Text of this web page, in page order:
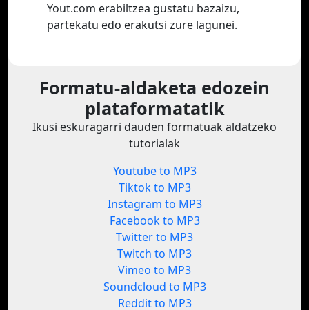
Yout.com erabiltzea gustatu bazaizu,
partekatu edo erakutsi zure lagunei.
Formatu-aldaketa edozein
plataformatatik
Ikusi eskuragarri dauden formatuak aldatzeko
tutorialak
Youtube to MP3
Tiktok to MP3
Instagram to MP3
Facebook to MP3
Twitter to MP3
Twitch to MP3
Vimeo to MP3
Soundcloud to MP3
Reddit to MP3